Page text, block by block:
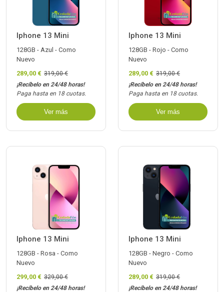
Iphone 13 Mini
128GB - Azul - Como
Nuevo
289,00 € 319,00 €
¡Recíbelo en 24/48 horas!
Paga hasta en 18 cuotas.
Ver más
Iphone 13 Mini
128GB - Rojo - Como
Nuevo
289,00 € 319,00 €
¡Recíbelo en 24/48 horas!
Paga hasta en 18 cuotas.
Ver más
Iphone 13 Mini
128GB - Rosa - Como
Nuevo
299,00 € 329,00 €
¡Recíbelo en 24/48 horas!
Iphone 13 Mini
128GB - Negro - Como
Nuevo
289,00 € 319,00 €
¡Recíbelo en 24/48 horas!